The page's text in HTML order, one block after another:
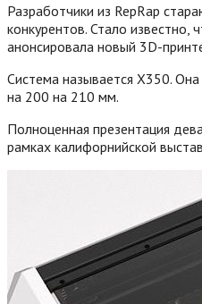
Разработчики из RepRap
конкурентов. Стало известно,
анонсировала новый 3D-
Система называется X350.
на 200 на 210 мм.
Полноценная презентация
рамках калифорнийской